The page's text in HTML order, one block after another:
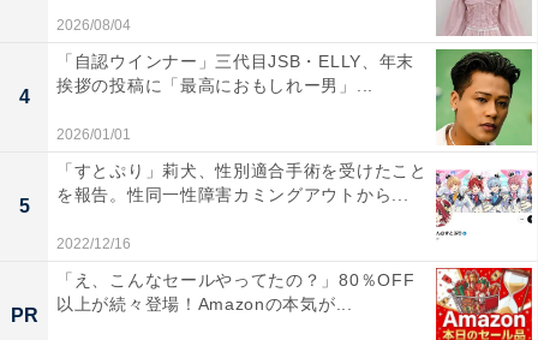
2026/08/04
4
「自認ウインナー」三代目JSB・ELLY、年末
挨拶の投稿に「最高におもしれー男」...
2026/01/01
5
「すとぷり」莉犬、性別適合手術を受けたこと
を報告。性同一性障害カミングアウトから...
2022/12/16
PR
「え、こんなセールやってたの？」80％OFF
以上が続々登場！Amazonの本気が...